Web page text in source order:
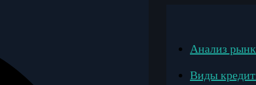
Анализ
Виды